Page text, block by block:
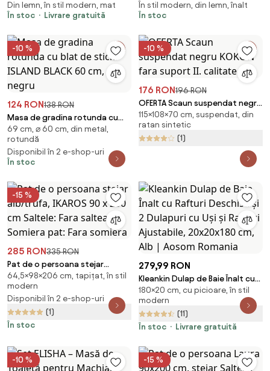
sculptat manual, Ervino
Din lemn, în stil modern, mat
În stoc
Livrare gratuită
Saltele: Fara saltea, Somiera
pat: Fara somiera
În stil modern, din lemn, înalt
În stoc
-10 %
124 RON138 RON
Masa de gradina rotunda cu
blat de sticla ISLAND BLACK 60
cm, negru
69 cm, ⌀ 60 cm, din metal,
rotundă
Disponibil în 2 e-shop-uri
În stoc
-10 %
176 RON196 RON
OFERTA Scaun suspendat negru
KOKON fara suport II. calitate
115×108×70 cm, suspendat, din
ratan sintetic
(1)
-15 %
285 RON335 RON
Pat de o persoana stejar
alb/trufa, IKAROS 90 x 200 cm
Saltele: Fara saltea, Somiera
pat: Fara somiera
64,5×98×206 cm, tapițat, în stil
modern
Disponibil în 2 e-shop-uri
(1)
În stoc
279,99 RON
Kleankin Dulap de Baie Înalt cu
Rafturi Deschise și 2 Dulapuri cu
Uși și Rafturi Ajustabile,
20x20x180 cm, Alb | Aosom
Romania
180×20 cm, cu picioare, în stil
modern
(11)
În stoc
Livrare gratuită
-10 % -15 %